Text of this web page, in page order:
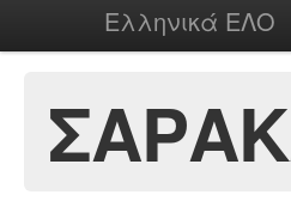
Ελληνικά ΕΛΟ